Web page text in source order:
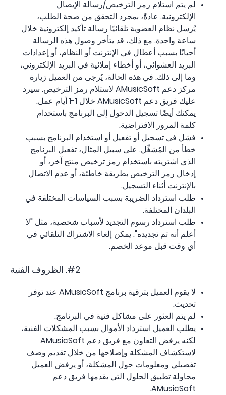
لم يتم استلام رمز الترخيص/رسالة الإيصال
الإلكترونية. عادةً، بمجرد التحقق من صحة الطلب،
يُرسل نظام العضوية تلقائيًا رسالة تأكيد إلكترونية خلال
ساعة واحدة. مع ذلك، قد يتأخر وصول هذه الرسالة
أحيانًا بسبب أعطال في الإنترنت أو النظام، أو إعدادات
البريد العشوائي، أو أخطاء إملائية في البريد الإلكتروني،
وما إلى ذلك. في هذه الحالة، يُرجى من العميل زيارة
مركز دعم AMusicSoft لاستلام رمز الترخيص. سيرد
عليك فريق دعم AMusicSoft خلال 1-1 أيام عمل.
يمكنك أيضًا تسجيل الدخول إلى البرنامج باستخدام
كلمة المرور الافتراضية.
فشل في تسجيل أو تفعيل أو استخدام البرنامج بسبب
خطأ من المُشغِّل. على سبيل المثال، تفعيل البرنامج
الذي اشتريته باستخدام رمز ترخيص منتج آخر، أو
إدخال رمز الترخيص بطريقة خاطئة، أو عدم الاتصال
بالإنترنت أثناء التسجيل.
طلب استرداد الضريبة بسبب السياسات المختلفة في
البلدان المختلفة.
طلب استرداد رسوم التجديد لأسباب شخصية، مثل "لا
أعلم أنه تم تجديده". يمكن إلغاء الاشتراك التلقائي في
أي وقت قبل موعد الخصم.
#2. الظروف الفنية
لا يقوم العميل بترقية برنامج AMusicSoft عند توفر
تحديث.
لم يتم العثور على مشاكل فنية في البرنامج.
يطلب العميل استرداد الأموال بسبب المشكلات الفنية،
لكنه يرفض التعاون مع فريق دعم AMusicSoft
لاستكشاف المشكلة وإصلاحها من خلال تقديم وصف
تفصيلي ومعلومات حول المشكلة، أو يرفض العميل
محاولة تطبيق الحلول التي يقدمها فريق دعم
AMusicSoft.